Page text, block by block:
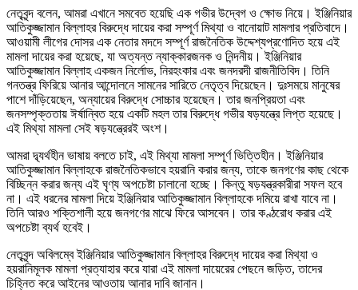
নেতৃবৃন্দ বলেন, আমরা এখানে সমবেত হয়েছি এক গভীর উদ্বেগ ও ক্ষোভ নিয়ে। ইঞ্জিনিয়ার
আতিকুজ্জামান বিল্লাহর বিরুদ্ধে দায়ের করা সম্পূর্ণ মিথ্যা ও বানোয়াট মামলার প্রতিবাদে।
আওয়ামী লীগের দোসর এক নেতার মদদে সম্পূর্ণ রাজনৈতিক উদ্দেশ্যপ্রণোদিত হয়ে এই
মামলা দায়ের করা হয়েছে, যা অত্যন্ত ন্যাক্কারজনক ও নিন্দনীয়। ইঞ্জিনিয়ার
আতিকুজ্জামান বিল্লাহ একজন নির্লোভ, নিরহংকার এবং জনদরদী রাজনীতিবিদ। তিনি
গনতন্ত্র ফিরিয়ে আনার আন্দোলনে সামনের সারিতে নেতৃত্ব দিয়েছেন। দুঃসময়ে মানুষের
পাশে দাঁড়িয়েছেন, অন্যায়ের বিরুদ্ধে সোচ্চার হয়েছেন। তার জনপ্রিয়তা এবং
জনসম্পৃক্ততায় ঈর্ষান্বিত হয়ে একটি মহল তার বিরুদ্ধে গভীর ষড়যন্ত্রে লিপ্ত হয়েছে।
এই মিথ্যা মামলা সেই ষড়যন্ত্রেরই অংশ।
আমরা দ্ব্যর্থহীন ভাষায় বলতে চাই, এই মিথ্যা মামলা সম্পূর্ণ ভিত্তিহীন। ইঞ্জিনিয়ার
আতিকুজ্জামান বিল্লাহকে রাজনৈতিকভাবে হয়রানি করার জন্য, তাকে জনগণের কাছ থেকে
বিচ্ছিন্ন করার জন্য এই ঘৃণ্য অপচেষ্টা চালানো হচ্ছে। কিন্তু ষড়যন্ত্রকারীরা সফল হবে
না। এই ধরনের মামলা দিয়ে ইঞ্জিনিয়ার আতিকুজ্জামান বিল্লাহকে দমিয়ে রাখা যাবে না।
তিনি আরও শক্তিশালী হয়ে জনগণের মাঝে ফিরে আসবেন। তার কণ্ঠরোধ করার এই
অপচেষ্টা ব্যর্থ হবেই।
নেতৃবৃন্দ অবিলম্বে ইঞ্জিনিয়ার আতিকুজ্জামান বিল্লাহর বিরুদ্ধে দায়ের করা মিথ্যা ও
হয়রানিমূলক মামলা প্রত্যাহার করে যারা এই মামলা দায়েরের পেছনে জড়িত, তাদের
চিহ্নিত করে আইনের আওতায় আনার দাবি জানান।